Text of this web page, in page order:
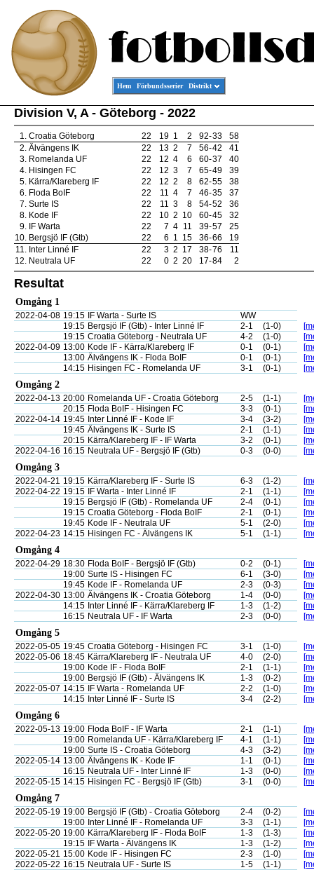
Hem Förbundsserier Distrikt
Division V, A - Göteborg - 2022
1. Croatia Göteborg 22 19 1 2 92-33
58
2. Älvängens IK 22 13 2 7 56-42
41
3. Romelanda UF 22 12 4 6 60-37
40
4. Hisingen FC 22 12 3 7 65-49
39
5. Kärra/Klareberg IF 22 12 2 8 62-55
38
6. Floda BoIF 22 11 4 7 46-35
37
7. Surte IS 22 11 3 8 54-52
36
8. Kode IF 22 10 2 10 60-45
32
9. IF Warta 22 7 4 11 39-57
25
10. Bergsjö IF (Gtb) 22 6 1 15 36-66
19
11. Inter Linné IF 22 3 2 17 38-76
11
12. Neutrala UF 22 0 2 20 17-84 2
Resultat
Omgång 1
2022-04-08 19:15 IF Warta - Surte IS
WW
19:15 Bergsjö IF (Gtb) - Inter Linné IF 2-1 (1-0)
19:15 Croatia Göteborg - Neutrala UF 4-2 (1-0)
2022-04-09 13:00 Kode IF - Kärra/Klareberg IF 0-1 (0-1)
13:00 Älvängens IK - Floda BoIF 0-1 (0-1)
14:15 Hisingen FC - Romelanda UF 3-1 (0-1)
Omgång 2
2022-04-13 20:00 Romelanda UF - Croatia Göteborg 2-5 (1-1)
20:15 Floda BoIF - Hisingen FC 3-3 (0-1)
2022-04-14 19:45 Inter Linné IF - Kode IF 3-4 (3-2)
19:45 Älvängens IK - Surte IS 2-1 (1-1)
20:15 Kärra/Klareberg IF - IF Warta 3-2 (0-1)
2022-04-16 16:15 Neutrala UF - Bergsjö IF (Gtb) 0-3 (0-0)
Omgång 3
2022-04-21 19:15 Kärra/Klareberg IF - Surte IS 6-3 (1-2)
2022-04-22 19:15 IF Warta - Inter Linné IF 2-1 (1-1)
19:15 Bergsjö IF (Gtb) - Romelanda UF 2-4 (0-1)
19:15 Croatia Göteborg - Floda BoIF 2-1 (0-1)
19:45 Kode IF - Neutrala UF 5-1 (2-0)
2022-04-23 14:15 Hisingen FC - Älvängens IK 5-1 (1-1)
Omgång 4
2022-04-29 18:30 Floda BoIF - Bergsjö IF (Gtb) 0-2 (0-1)
19:00 Surte IS - Hisingen FC 6-1 (3-0)
19:45 Kode IF - Romelanda UF 2-3 (0-3)
2022-04-30 13:00 Älvängens IK - Croatia Göteborg 1-4 (0-0)
14:15 Inter Linné IF - Kärra/Klareberg IF 1-3 (1-2)
16:15 Neutrala UF - IF Warta 2-3 (0-0)
Omgång 5
2022-05-05 19:45 Croatia Göteborg - Hisingen FC 3-1 (1-0)
2022-05-06 18:45 Kärra/Klareberg IF - Neutrala UF 4-0 (2-0)
19:00 Kode IF - Floda BoIF 2-1 (1-1)
19:00 Bergsjö IF (Gtb) - Älvängens IK 1-3 (0-2)
2022-05-07 14:15 IF Warta - Romelanda UF 2-2 (1-0)
14:15 Inter Linné IF - Surte IS 3-4 (2-2)
Omgång 6
2022-05-13 19:00 Floda BoIF - IF Warta 2-1 (1-1)
19:00 Romelanda UF - Kärra/Klareberg IF 4-1 (1-1)
19:00 Surte IS - Croatia Göteborg 4-3 (3-2)
2022-05-14 13:00 Älvängens IK - Kode IF 1-1 (0-1)
16:15 Neutrala UF - Inter Linné IF 1-3 (0-0)
2022-05-15 14:15 Hisingen FC - Bergsjö IF (Gtb) 3-1 (0-0)
Omgång 7
2022-05-19 19:00 Bergsjö IF (Gtb) - Croatia Göteborg 2-4 (0-2)
19:00 Inter Linné IF - Romelanda UF 3-3 (1-1)
2022-05-20 19:00 Kärra/Klareberg IF - Floda BoIF 1-3 (1-3)
19:15
IF Warta - Älvängens IK 1-3 (1-2)
2022-05-21 15:00 Kode IF - Hisingen FC 2-3 (1-0)
2022-05-22 16:15 Neutrala UF - Surte IS 1-5 (1-1)